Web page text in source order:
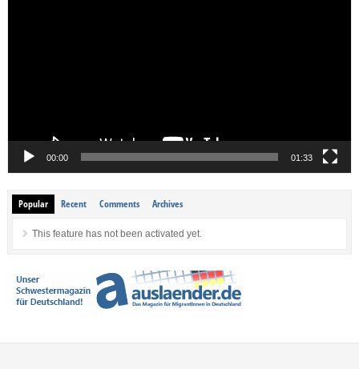
00:00 01:33
Popular Recent Comments Archives
This feature has not been activated yet.